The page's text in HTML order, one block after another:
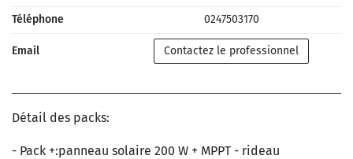
Téléphone
0247503170
Email Contactez le professionnel
Détail des packs:
- Pack +:panneau solaire 200 W + MPPT - rideau